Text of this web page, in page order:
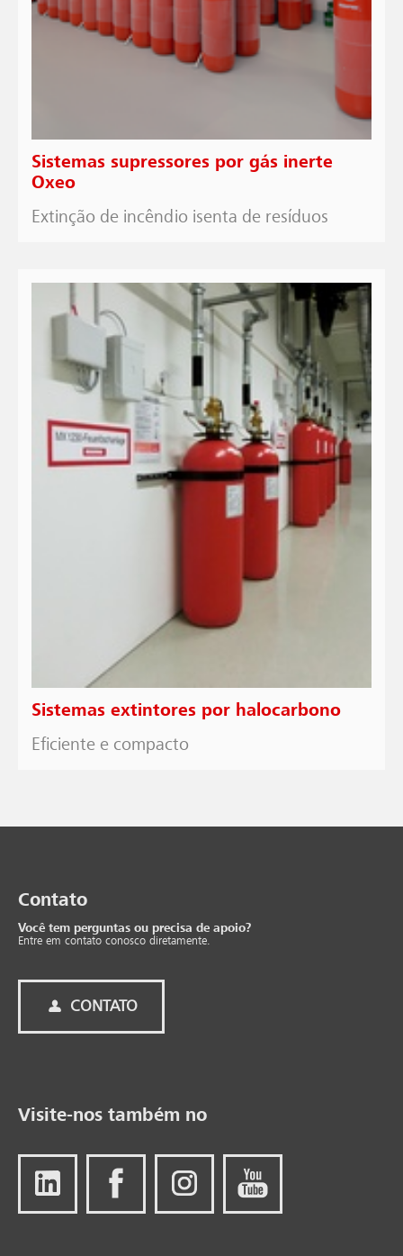
Sistemas supressores por gás inerte
Oxeo
Extinção de incêndio isenta de resíduos
Sistemas extintores por halocarbono
Eficiente e compacto
Con­tato
Você tem perguntas ou precisa de apoio?
Entre em contato conosco diretamente.
CONTATO
Visite-nos também no